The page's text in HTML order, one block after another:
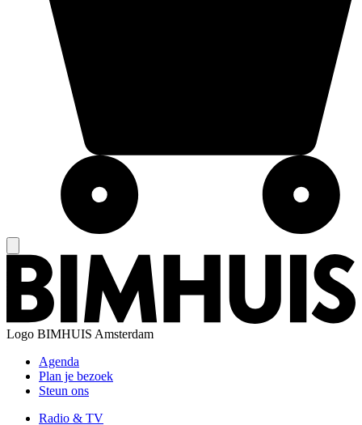
Logo BIMHUIS Amsterdam
Agenda
Plan je bezoek
Steun ons
Radio & TV